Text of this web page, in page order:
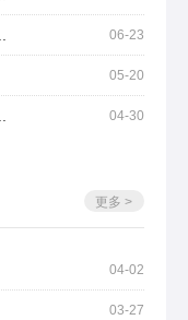
06-23
05-20
04-30
更多 >
04-02
03-27